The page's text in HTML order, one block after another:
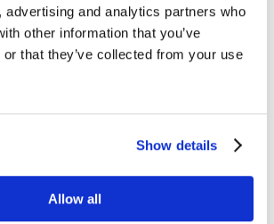
advertising and analytics partners who
other information that you’ve
that they’ve collected from your use
Show details
Allow all
blogosfery
Trendy
blogów i serwisów. Tym razem